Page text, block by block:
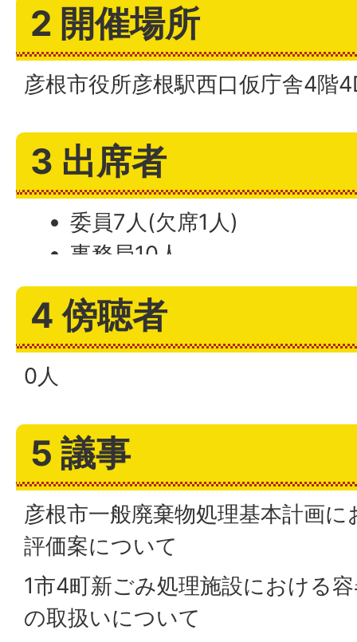
2 開催場所
彦根市役所彦根駅西口仮庁舎4階
3 出席者
委員7人(欠席1人)
事務局10人
1市4町新ごみ処理施設関連6
4 傍聴者
0人
5 議事
彦根市一般廃棄物処理基本計画
評価案について
1市4町新ごみ処理施設における
の取扱いについて